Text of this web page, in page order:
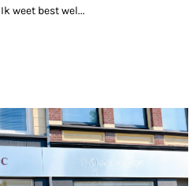
weet best wel...